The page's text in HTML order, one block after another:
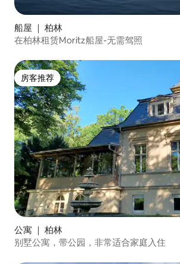
船屋 ｜ 柏林
在柏林租赁Moritz船屋-无需驾照
房客推荐
房客推荐
公寓 ｜ 柏林
别墅公寓，带公园，非常适合家庭入住